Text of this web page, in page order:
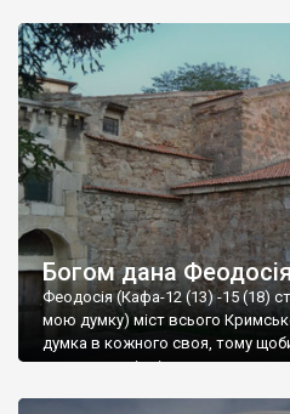
Богом дана
Феодосія (Кафа-12 (13) -15 (18)
мою думку) міст всього
думка в кожного своя, тому
запрошую відвідати це